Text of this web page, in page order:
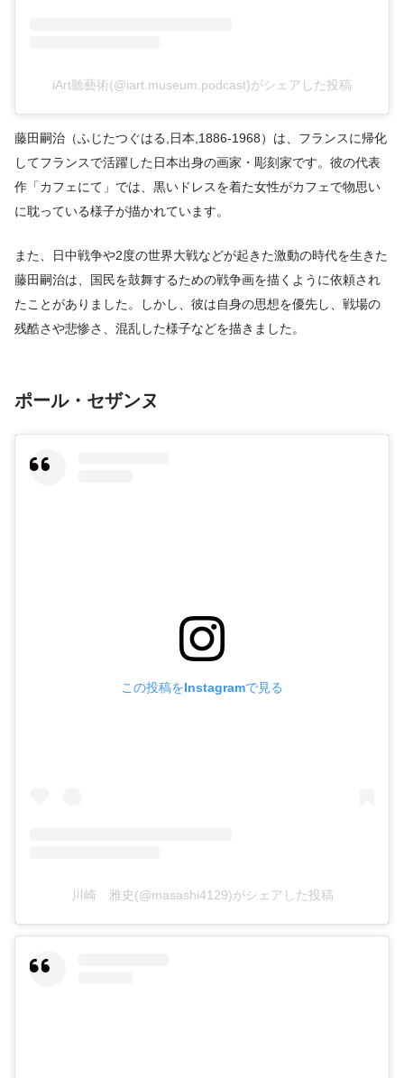
iArt聽藝術(@iart.museum.podcast)がシェアした投稿
藤田嗣治（ふじたつぐはる,日本,1886-1968）は、フランスに帰化
してフランスで活躍した日本出身の画家・彫刻家です。彼の代表
作「カフェにて」では、黒いドレスを着た女性がカフェで物思い
に耽っている様子が描かれています。
また、日中戦争や2度の世界大戦などが起きた激動の時代を生きた
藤田嗣治は、国民を鼓舞するための戦争画を描くように依頼され
たことがありました。しかし、彼は自身の思想を優先し、戦場の
残酷さや悲惨さ、混乱した様子などを描きました。
ポール・セザンヌ
この投稿をInstagramで見る
川崎 雅史(@masashi4129)がシェアした投稿